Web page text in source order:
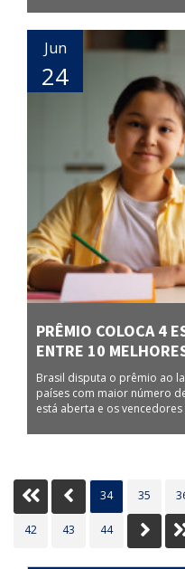
Jun
24
PRÊMIO COLOCA 4
ENTRE 10
Brasil disputa o prêmio ao
países com maior número
está aberta e os
Inicio Anterior
34 35
42 43 44